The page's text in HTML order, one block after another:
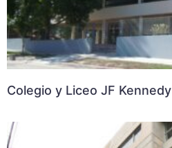
Colegio y Liceo JF Kennedy